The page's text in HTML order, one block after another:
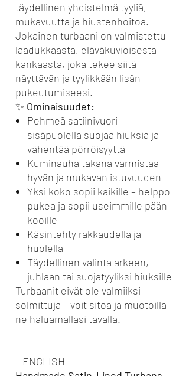
täydellinen yhdistelmä tyyliä,
mukavuutta ja hiustenhoitoa.
Jokainen turbaani on valmistettu
laadukkaasta, eläväkuvioisesta
kankaasta, joka tekee siitä
näyttävän ja tyylikkään lisän
pukeutumiseesi.
✨ Ominaisuudet:
Pehmeä satiinivuori
sisäpuolella suojaa hiuksia ja
vähentää pörröisyyttä
Kuminauha takana varmistaa
hyvän ja mukavan istuvuuden
Yksi koko sopii kaikille – helppo
pukea ja sopii useimmille pään
kooille
Käsintehty rakkaudella ja
huolella
Täydellinen valinta arkeen,
juhlaan tai suojatyyliksi hiuksille
Turbaanit eivät ole valmiiksi
solmittuja – voit sitoa ja muotoilla
ne haluamallasi tavalla.
ENGLISH